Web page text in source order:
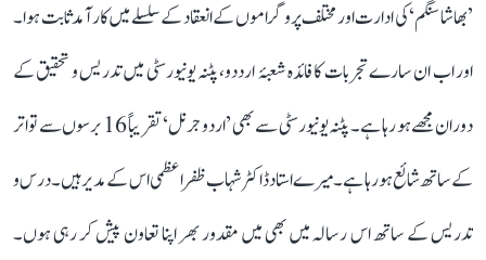
’بھاشا سنگم‘ کی ادارت اور مختلف پروگراموں کے انعقاد کے سلسلے میں کار آمد ثابت ہوا۔
اور اب ان سارے تجربات کا فائدہ شعبۂ ارددو، پٹنہ یونیورسٹی میں تدریس و تحقیق کے
دوران مجھے ہو رہا ہے۔ پٹنہ یونیورسٹی سے بھی ’اردو جرنل‘ تقریباً 16 برسوں سے تواتر
کے ساتھ شائع ہو رہا ہے۔ میرے استاد ڈاکٹر شہاب ظفر اعظمی اس کے مدیر ہیں۔ درس و
تدریس کے ساتھ اس رسالہ میں بھی میں مقدور بھر اپنا تعاون پیش کر رہی ہوں۔